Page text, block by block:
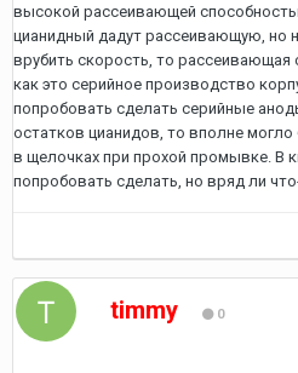
высокой рассеивающей
цианидный дадут рассеивающую, но
врубить скорость, то рассеивающая
как это серийное производство
попробовать сделать серийные
остатков цианидов, то вполне
в щелочках при прохой промывке. В
попробовать сделать, но вряд ли
timmy 0